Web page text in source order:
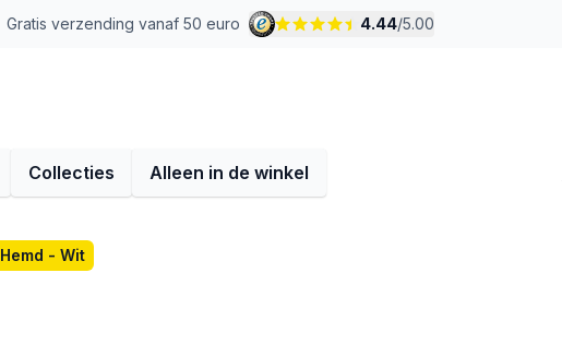
Gratis verzending vanaf 50 euro 4.44/5.00
Collecties Alleen in de winkel
Hemd - Wit